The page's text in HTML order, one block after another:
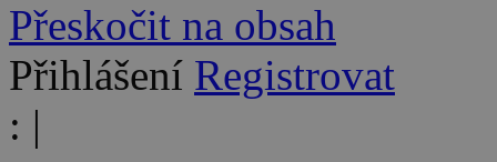
Přeskočit na obsah
Přihlášení Registrovat
: |